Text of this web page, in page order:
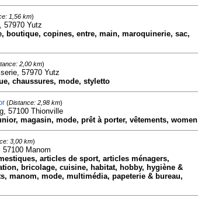
1,56 km)
57970 Yutz
boutique, copines, entre, main, maroquinerie, sac,
2,00 km)
57970 Yutz
chaussures, mode, styletto
(Distance: 2,98 km)
57100 Thionville
magasin, mode, prêt à porter, vêtements, women
3,00 km)
57100 Manom
articles de sport, articles ménagers,
bricolage, cuisine, habitat, hobby, hygiène &
manom, mode, multimédia, papeterie & bureau,